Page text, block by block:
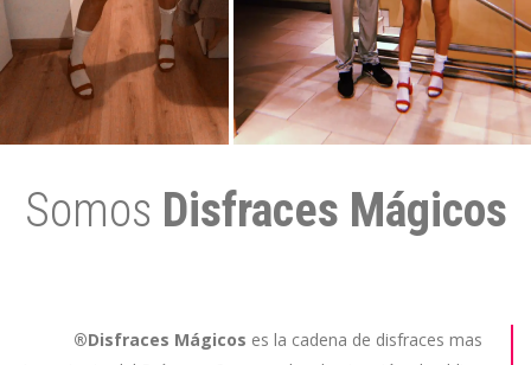
Somos Disfraces Mágicos
®Disfraces Mágicos es la cadena de disfraces mas